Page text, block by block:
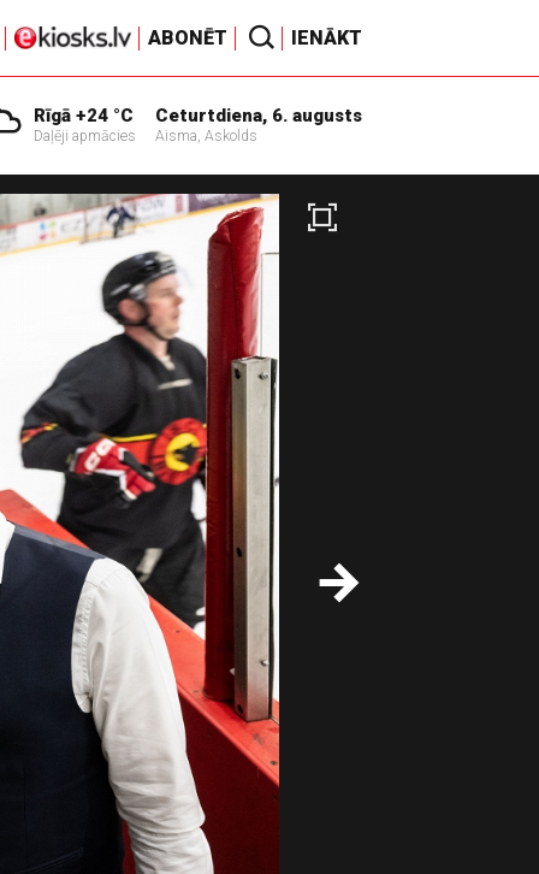
ABONĒT IENĀKT
Rīgā +24 °C
Daļēji apmācies
Ceturtdiena, 6. augusts
Aisma, Askolds